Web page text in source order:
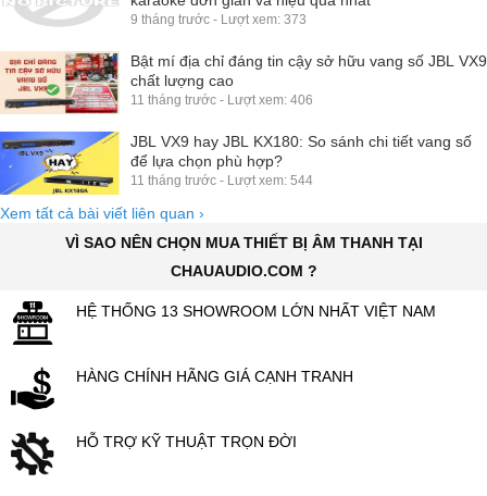
9 tháng trước - Lượt xem: 373
Bật mí địa chỉ đáng tin cậy sở hữu vang số JBL VX9
chất lượng cao
11 tháng trước - Lượt xem: 406
JBL VX9 hay JBL KX180: So sánh chi tiết vang số
để lựa chọn phù hợp?
11 tháng trước - Lượt xem: 544
Xem tất cả bài viết liên quan ›
VÌ SAO NÊN CHỌN MUA THIẾT BỊ ÂM THANH TẠI
CHAUAUDIO.COM ?
HỆ THỐNG 13 SHOWROOM LỚN NHẤT VIỆT NAM
HÀNG CHÍNH HÃNG GIÁ CẠNH TRANH
HỖ TRỢ KỸ THUẬT TRỌN ĐỜI